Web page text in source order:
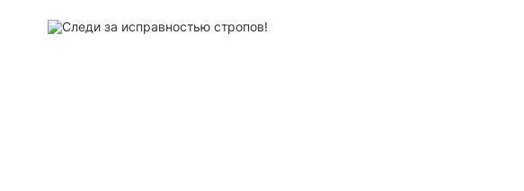
Следи за исправностью стропов!